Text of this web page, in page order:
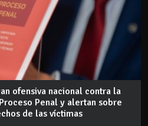
ofensiva nacional contra la
Penal y alertan sobre
de las víctimas